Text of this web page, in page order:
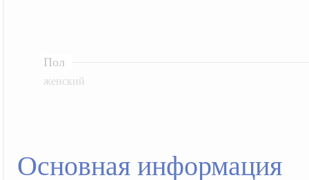
Пол
женский
Основная информация